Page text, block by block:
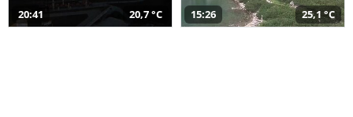
20:41 20,7 °C 15:26 25,1 °C